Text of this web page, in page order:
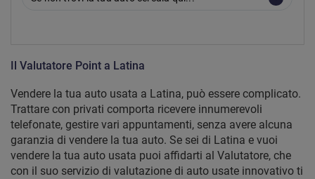
Il Valutatore Point a Latina
Vendere la tua auto usata a Latina, può essere complicato.
Trattare con privati comporta ricevere innumerevoli
telefonate, gestire vari appuntamenti, senza avere alcuna
garanzia di vendere la tua auto. Se sei di Latina e vuoi
vendere la tua auto usata puoi affidarti al Valutatore, che
con il suo servizio di valutazione di auto usate innovativo ti